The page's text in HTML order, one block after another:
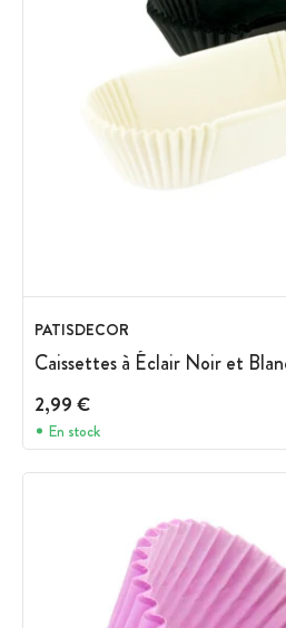
PATISDECOR
Caissettes à Éclair Noir et
2,99 €
En stock